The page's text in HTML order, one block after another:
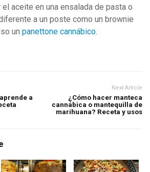
el aceite en una ensalada de pasta o
a un poste como un brownie
un panettone cannábico.
a
Next Article
¿Cómo hacer manteca
cannábica o mantequilla de
marihuana? Receta y usos